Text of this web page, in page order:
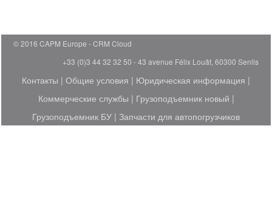
© 2016 CAPM Europe
CRM Cloud
+33 (0)3 44 32 32 50 - 43 avenue Félix Louât, 60300 Senlis
Контакты | Общие условия | Юридическая информация |
Коммерческие службы | Грузоподъемник новый |
Грузоподъемник БУ | Запчасти для автопогрузчиков